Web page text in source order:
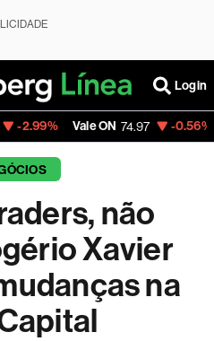
Login
ON 74.97 -0.56% Itaú PN
não
Xavier
na